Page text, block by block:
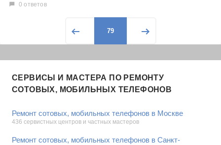
0 ответов
79
СЕРВИСЫ И МАСТЕРА ПО РЕМОНТУ
СОТОВЫХ, МОБИЛЬНЫХ ТЕЛЕФОНОВ
Ремонт сотовых, мобильных телефонов в Москве
436 сервистных центров и частных мастеров
Ремонт сотовых, мобильных телефонов в Санкт-